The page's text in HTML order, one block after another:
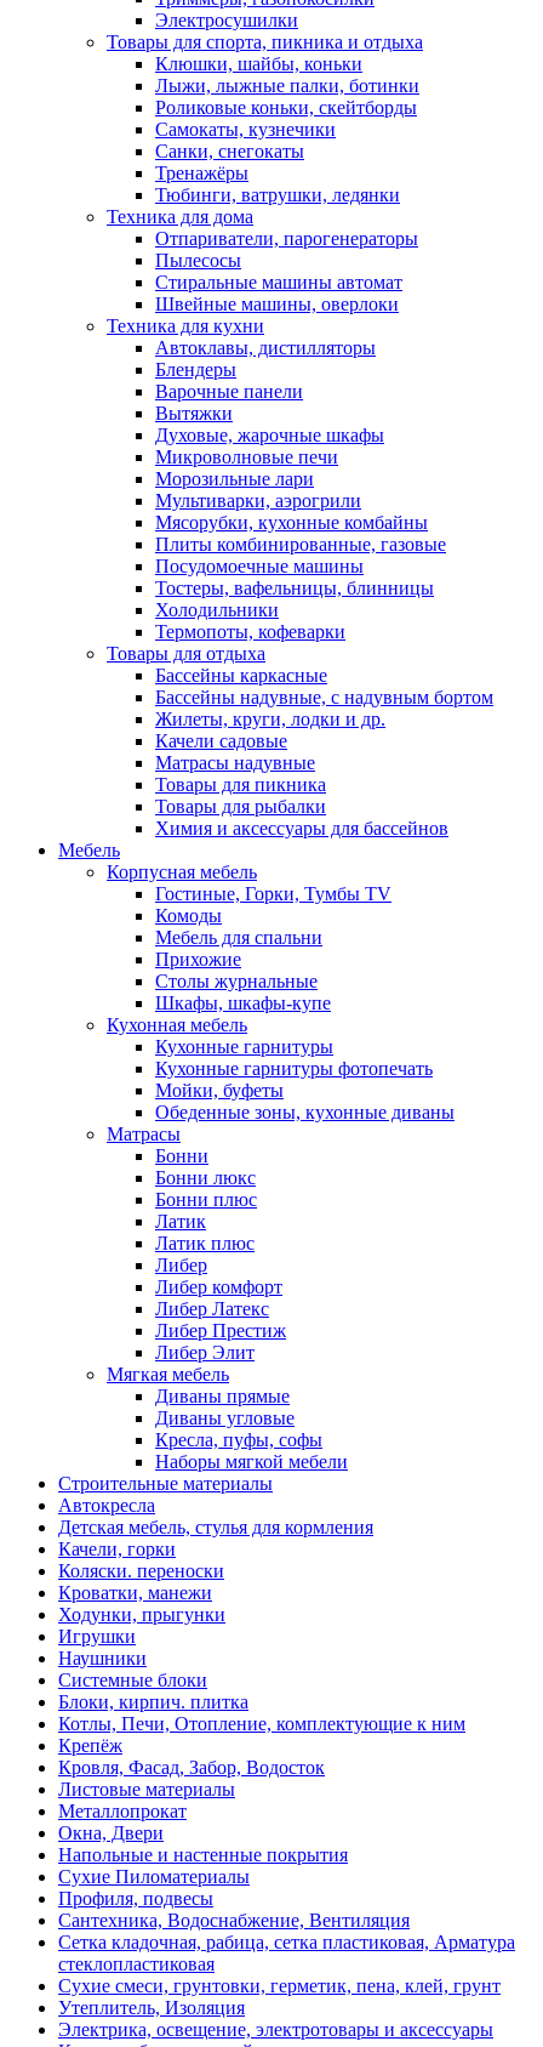
Электросушилки
Товары для спорта, пикника и отдыха
Клюшки, шайбы, коньки
Лыжи, лыжные палки, ботинки
Роликовые коньки, скейтборды
Самокаты, кузнечики
Санки, снегокаты
Тренажёры
Тюбинги, ватрушки, ледянки
Техника для дома
Отпариватели, парогенераторы
Пылесосы
Стиральные машины автомат
Швейные машины, оверлоки
Техника для кухни
Автоклавы, дистилляторы
Блендеры
Варочные панели
Вытяжки
Духовые, жарочные шкафы
Микроволновые печи
Морозильные лари
Мультиварки, аэрогрили
Мясорубки, кухонные комбайны
Плиты комбинированные, газовые
Посудомоечные машины
Тостеры, вафельницы, блинницы
Холодильники
Термопоты, кофеварки
Товары для отдыха
Бассейны каркасные
Бассейны надувные, с надувным бортом
Жилеты, круги, лодки и др.
Качели садовые
Матрасы надувные
Товары для пикника
Товары для рыбалки
Химия и аксессуары для бассейнов
Мебель
Корпусная мебель
Гостиные, Горки, Тумбы TV
Комоды
Мебель для спальни
Прихожие
Столы журнальные
Шкафы, шкафы-купе
Кухонная мебель
Кухонные гарнитуры
Кухонные гарнитуры фотопечать
Мойки, буфеты
Обеденные зоны, кухонные диваны
Матрасы
Бонни
Бонни люкс
Бонни плюс
Латик
Латик плюс
Либер
Либер комфорт
Либер Латекс
Либер Престиж
Либер Элит
Мягкая мебель
Диваны прямые
Диваны угловые
Кресла, пуфы, софы
Наборы мягкой мебели
Строительные материалы
Автокресла
Детская мебель, стулья для кормления
Качели, горки
Коляски. переноски
Кроватки, манежи
Ходунки, прыгунки
Игрушки
Наушники
Системные блоки
Блоки, кирпич. плитка
Котлы, Печи, Отопление, комплектующие к ним
Крепёж
Кровля, Фасад, Забор, Водосток
Листовые материалы
Металлопрокат
Окна, Двери
Напольные и настенные покрытия
Сухие Пиломатериалы
Профиля, подвесы
Сантехника, Водоснабжение, Вентиляция
Сетка кладочная, рабица, сетка пластиковая, Арматура
стеклопластиковая
Сухие смеси, грунтовки, герметик, пена, клей, грунт
Утеплитель, Изоляция
Электрика, освещение, электротовары и аксессуары